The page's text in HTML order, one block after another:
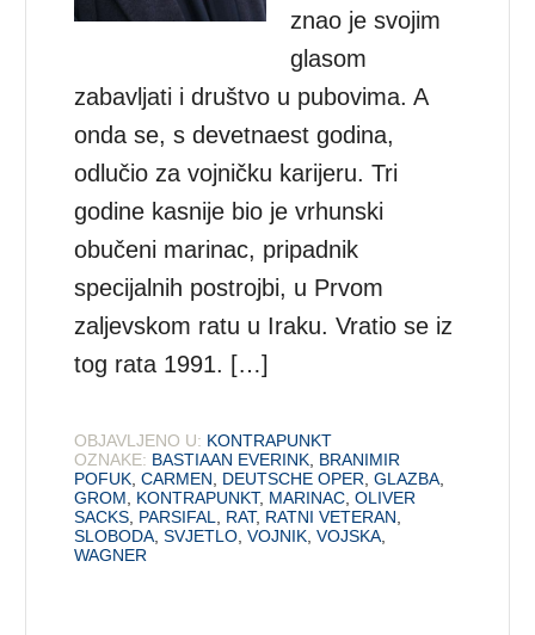
znao je svojim
glasom
zabavljati i društvo u pubovima. A
onda se, s devetnaest godina,
odlučio za vojničku karijeru. Tri
godine kasnije bio je vrhunski
obučeni marinac, pripadnik
specijalnih postrojbi, u Prvom
zaljevskom ratu u Iraku. Vratio se iz
tog rata 1991. […]
OBJAVLJENO U: KONTRAPUNKT
OZNAKE: BASTIAAN EVERINK BRANIMIR
POFUK ,CARMEN DEUTSCHE OPER ,GLAZBA
GROM
KONTRAPUNKT, MARINAC ,OLIVER
SACKS PARSIFAL RAT, RATNI VETERAN
SLOBODA ,SVJETLO ,VOJNIK ,VOJSKA
WAGNER